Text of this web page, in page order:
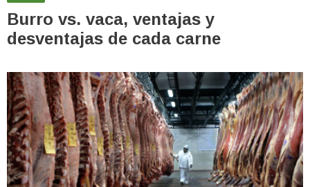
Burro vs. vaca, ventajas y
desventajas de cada carne